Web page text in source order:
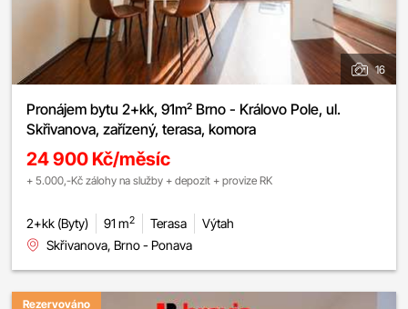
16
Pronájem bytu 2+kk, 91m² Brno - Královo Pole, ul.
Skřivanova, zařízený, terasa, komora
24 900 Kč/měsíc
+ 5.000,-Kč zálohy na služby + depozit + provize RK
2+kk (Byty) 91 m2 Terasa
Výtah
Skřivanova, Brno - Ponava
Rezervováno